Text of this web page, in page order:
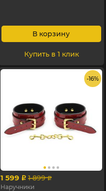
В корзину
Купить в 1 клик
- 16%
1 599 p 1 899 p
Наручники